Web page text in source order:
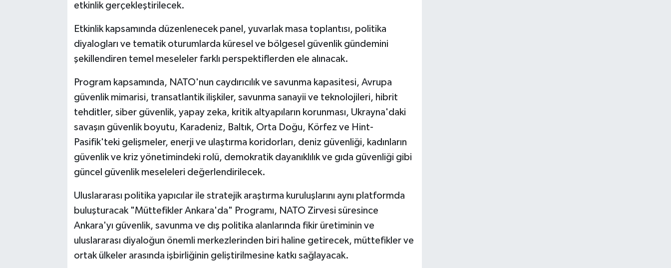
etkinlik gerçekleştirilecek.
Etkinlik kapsamında düzenlenecek panel, yuvarlak masa toplantısı, politika
diyalogları ve tematik oturumlarda küresel ve bölgesel güvenlik gündemini
şekillendiren temel meseleler farklı perspektiflerden ele alınacak.
Program kapsamında, NATO'nun caydırıcılık ve savunma kapasitesi, Avrupa
güvenlik mimarisi, transatlantik ilişkiler, savunma sanayii ve teknolojileri, hibrit
tehditler, siber güvenlik, yapay zeka, kritik altyapıların korunması, Ukrayna'daki
savaşın güvenlik boyutu, Karadeniz, Baltık, Orta Doğu, Körfez ve Hint-
Pasifik'teki gelişmeler, enerji ve ulaştırma koridorları, deniz güvenliği, kadınların
güvenlik ve kriz yönetimindeki rolü, demokratik dayanıklılık ve gıda güvenliği gibi
güncel güvenlik meseleleri değerlendirilecek.
Uluslararası politika yapıcılar ile stratejik araştırma kuruluşlarını aynı platformda
buluşturacak "Müttefikler Ankara'da" Programı, NATO Zirvesi süresince
Ankara'yı güvenlik, savunma ve dış politika alanlarında fikir üretiminin ve
uluslararası diyaloğun önemli merkezlerinden biri haline getirecek, müttefikler ve
ortak ülkeler arasında işbirliğinin geliştirilmesine katkı sağlayacak.